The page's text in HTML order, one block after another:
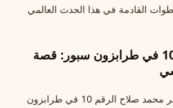
القادمة في هذا الحدث العالمي
محمد صلاح يختار الرقم 10 في طرابزون سبور: قصة
في خطوة فريدة، يختار نجم مصر محمد صلاح الرقم 10 في طرابزون